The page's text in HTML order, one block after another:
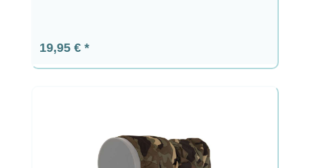
Prix régulier :
19,95 €